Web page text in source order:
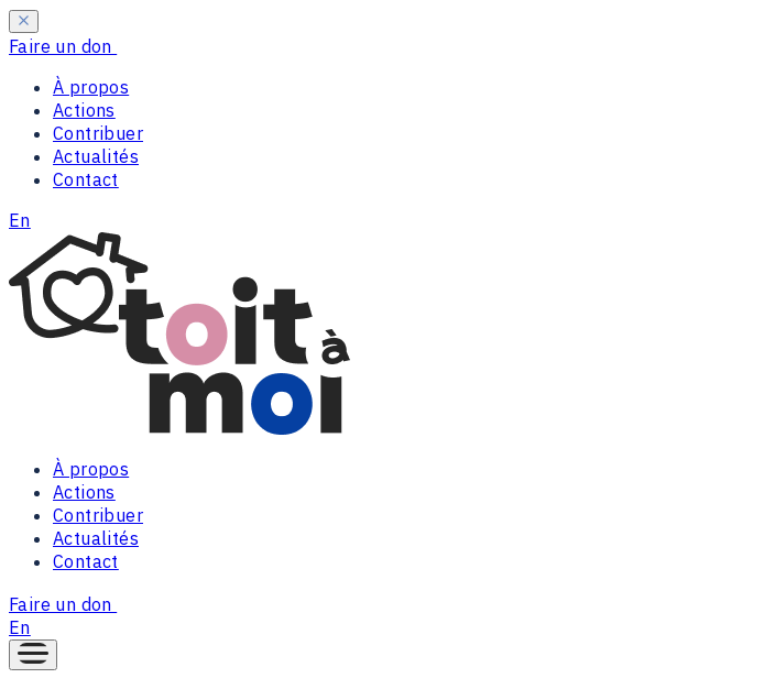
Faire un don
À propos
Actions
Contribuer
Actualités
Contact
En
À propos
Actions
Contribuer
Actualités
Contact
Faire un don
En